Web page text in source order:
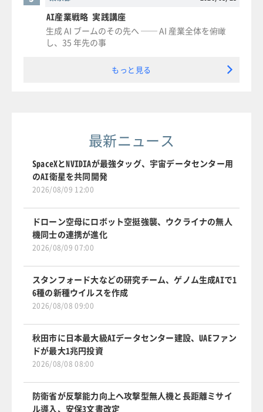
AI産業戦略 実践講座
生成 AI ブームのその先へ ── AI 産業全体を俯瞰
し、35 年先の事
もっと見る
最新ニュース
SpaceXとNVIDIAが最強タッグ、宇宙データセンター用
のAI衛星を共同開発
2026/08/09 12:00
ドローン空母にロボット空挺強襲、ウクライナの無人
機同士の連携が進化
2026/08/09 07:00
スタンフォード大などの研究チーム、ゲノム生成AIで1
6種の新種ウイルスを作成
2026/08/08 09:00
秋田市に日本最大級AIデータセンター建設、UAEファン
ドが最大1兆円投資
2026/08/08 08:00
防衛省が反撃能力向上へ攻撃型無人機と長距離ミサイ
ル導入、安保3文書改定